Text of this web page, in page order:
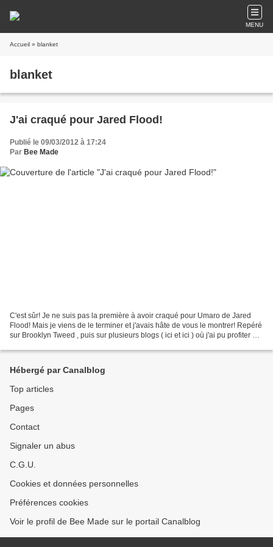
MENU
Accueil » blanket
blanket
J'ai craqué pour Jared Flood!
Publié le 09/03/2012 à 17:24
Par Bee Made
C'est sûr! Je ne suis pas la première à avoir craqué pour Umaro de Jared
Flood! Mais je viens de le terminer et j'avais hâte de vous le montrer! Repéré
sur Brooklyn Tweed , puis sur plusieurs blogs ( ici et ici ) où j'ai pu profiter de
Hébergé par Canalblog
Top articles
Pages
Contact
Signaler un abus
C.G.U.
Cookies et données personnelles
Préférences cookies
Voir le profil de Bee Made sur le portail Canalblog